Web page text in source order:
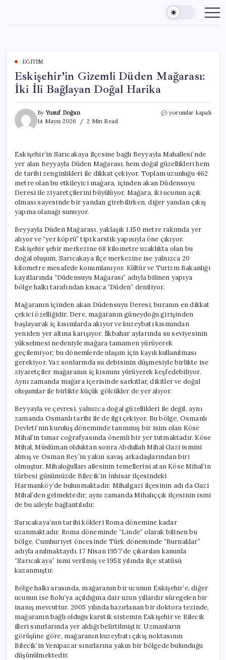
content
EĞITIM
Eskişehir’in Gizemli Düden Mağarası:
İki İli Bağlayan Doğal Harika
ByYusuf Doğan
14 Mayıs 2026
2 Min Read
Eskişehir’in
İli
Bağlayan
Doğal
Harika
yorumlar kapalı
Eskişehir’in Sarıcakaya ilçesine bağlı Beyyayla Mahallesi’nde
yer alan Beyyayla Düden Mağarası, hem doğal güzellikleri hem
de tarihi zenginlikleri ile dikkat çekiyor. Toplam uzunluğu 462
metre olan bu etkileyici mağara, içinden akan Düdensuyu
Deresi ile ziyaretçilerini büyülüyor. Mağara, iki ucunun açık
olması sayesinde bir yandan girebilirken, diğer yandan çıkış
yapma olanağı sunuyor.
Beyyayla Düden Mağarası, yaklaşık 1.150 metre rakımda yer
alıyor ve “yer köprü” tipi karstik yapısıyla öne çıkıyor.
Eskişehir şehir merkezine 68 kilometre uzaklıkta olan bu
doğal oluşum, Sarıcakaya ilçe merkezine ise yalnızca 20
kilometre mesafede konumlanıyor. Kültür ve Turizm Bakanlığı
kayıtlarında “Düdensuyu Mağarası” adıyla bilinen yapıya
bölge halkı tarafından kısaca “Düden” deniliyor.
Mağaranın içinden akan Düdensuyu Deresi, buranın en dikkat
çekici özelliğidir. Dere, mağaranın güneydoğu girişinden
başlayarak iç kısımlarda akıyor ve kuzeybatı kısmından
yeniden yer altına karışıyor. İlkbahar aylarında su seviyesinin
yükselmesi nedeniyle mağara tamamen yürüyerek
geçilemiyor; bu dönemlerde ulaşım için kayık kullanılması
gerekiyor. Yaz sonlarında su debisinin düşmesiyle birlikte ise
ziyaretçiler mağaranın iç kısmını yürüyerek keşfedebiliyor.
Aynı zamanda mağara içerisinde sarkıtlar, dikitler ve doğal
oluşumlar ile birlikte küçük gölcükler de yer alıyor.
Beyyayla ve çevresi, yalnızca doğal güzellikleri ile değil, aynı
zamanda Osmanlı tarihi ile de ilgi çekiyor. Bu bölge, Osmanlı
Devleti’nin kuruluş döneminde tanınmış bir isim olan Köse
Mihal’in tımar coğrafyasında önemli bir yer tutmaktadır. Köse
Mihal, Müslüman olduktan sonra Abdullah Mihal Gazi ismini
almış ve Osman Bey’in yakın savaş arkadaşlarından biri
olmuştur. Mihaloğulları ailesinin temellerini atan Köse Mihal’in
türbesi günümüzde Bilecik’in İnhisar ilçesindeki
Harmanköy’de bulunmaktadır. Mihalgazi ilçesinin adı da Gazi
Mihal’den gelmektedir; aynı zamanda Mihalıççık ilçesinin ismi
de bu aileyle bağlantılıdır.
Sarıcakaya’nın tarihi kökleri Roma dönemine kadar
uzanmaktadır. Roma döneminde “Linde” olarak bilinen bu
bölge, Cumhuriyet öncesinde Türk döneminde “Burnaklar”
adıyla anılmaktaydı. 17 Nisan 1957’de çıkarılan kanunla
“Sarıcakaya” ismi verilmiş ve 1958 yılında ilçe statüsü
kazanmıştır.
Bölge halkı arasında, mağaranın bir ucunun Eskişehir’e, diğer
ucunun ise Bolu’ya açıldığına dair uzun yıllardır süregelen bir
inanış mevcuttur. 2005 yılında hazırlanan bir doktora tezinde,
mağaranın bağlı olduğu karstik sistemin Eskişehir ve Bilecik
illeri sınırlarında yer aldığı belirtilmiştir. Uzmanların
görüşüne göre, mağaranın kuzeybatı çıkış noktasının
Bilecik’in Yenipazar sınırlarına yakın bir bölgede bulunduğu
düşünülmektedir.